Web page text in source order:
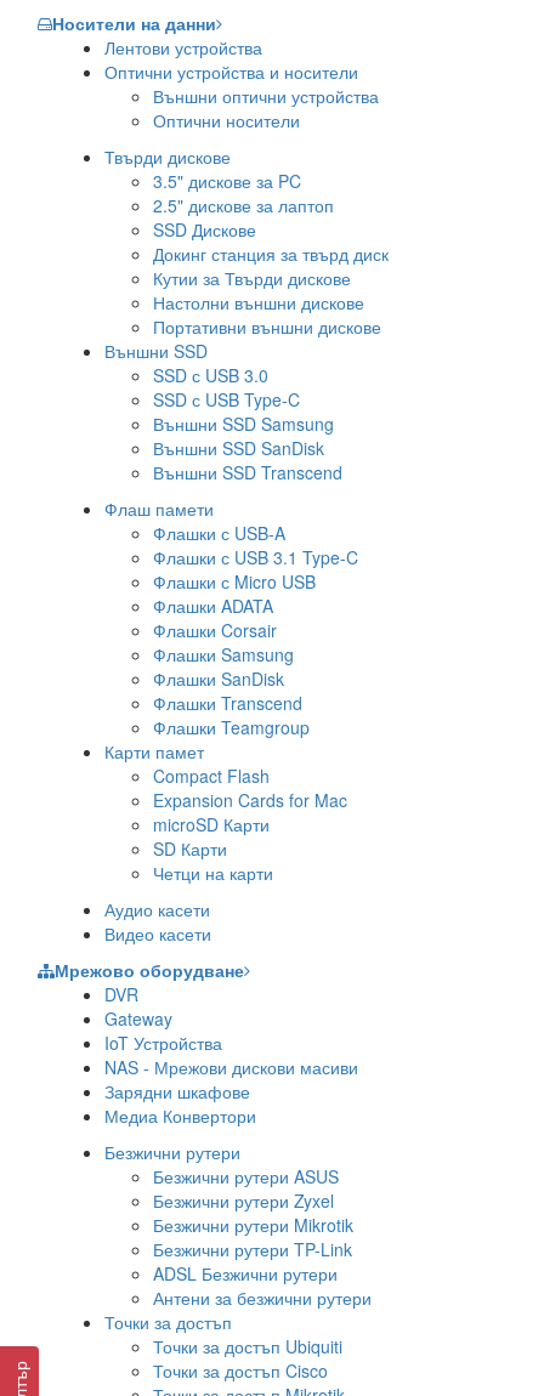
Носители на данни
Лентови устройства
Оптични устройства и носители
Външни оптични устройства
Оптични носители
Твърди дискове
3.5" дискове за PC
2.5" дискове за лаптоп
SSD Дискове
Докинг станция за твърд диск
Кутии за Твърди дискове
Настолни външни дискове
Портативни външни дискове
Външни SSD
SSD с USB 3.0
SSD с USB Type-C
Външни SSD Samsung
Външни SSD SanDisk
Външни SSD Transcend
Флаш памети
Флашки с USB-A
Флашки с USB 3.1 Type-C
Флашки с Micro USB
Флашки ADATA
Флашки Corsair
Флашки Samsung
Флашки SanDisk
Флашки Transcend
Флашки Teamgroup
Карти памет
Compact Flash
Expansion Cards for Mac
microSD Карти
SD Карти
Четци на карти
Аудио касети
Видео касети
Мрежово оборудване
DVR
Gateway
IoT Устройства
NAS - Мрежови дискови масиви
Зарядни шкафове
Медиа Конвертори
Безжични рутери
Безжични рутери ASUS
Безжични рутери Zyxel
Безжични рутери Mikrotik
Безжични рутери TP-Link
ADSL Безжични рутери
Антени за безжични рутери
Точки за достъп
Точки за достъп Ubiquiti
Точки за достъп Cisco